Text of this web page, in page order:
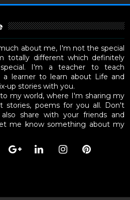
about me, I'm not the special
totally different which definitely
I'm a teacher to teach
a learner to learn about Life and
up stories with you.
my world, where I'm sharing my
stories, poems for you all. Don't
share with your friends and
me know something about my